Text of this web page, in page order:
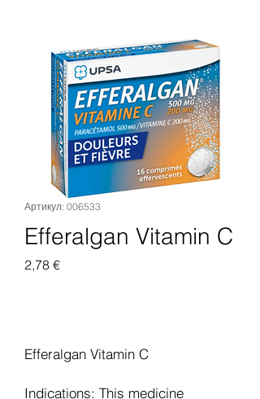
Артикул: 006533
Efferalgan Vitamin C
2,78 €Цена
Efferalgan Vitamin C
Indications: This medicine